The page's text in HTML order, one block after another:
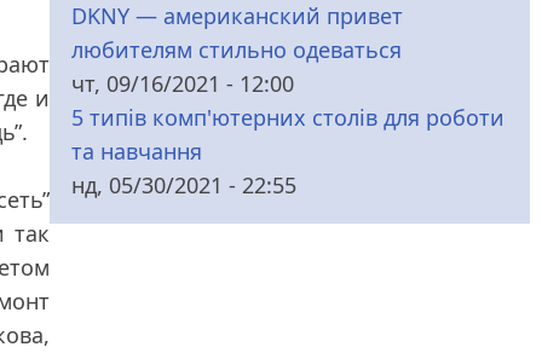
и
так
DKNY — американский привет
любителям стильно одеваться
чт, 09/16/2021 - 12:00
5 типів комп'ютерних столів для роботи
та навчання
нд, 05/30/2021 - 22:55